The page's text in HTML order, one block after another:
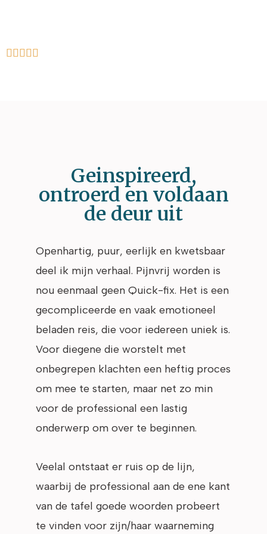
    
Geinspireerd,
ontroerd en voldaan
de deur uit
Openhartig, puur, eerlijk en kwetsbaar
deel ik mijn verhaal. Pijnvrij worden is
nou eenmaal geen Quick-fix. Het is een
gecompliceerde en vaak emotioneel
beladen reis, die voor iedereen uniek is.
Voor diegene die worstelt met
onbegrepen klachten een heftig proces
om mee te starten, maar net zo min
voor de professional een lastig
onderwerp om over te beginnen.
Veelal ontstaat er ruis op de lijn,
waarbij de professional aan de ene kant
van de tafel goede woorden probeert
te vinden voor zijn/haar waarneming